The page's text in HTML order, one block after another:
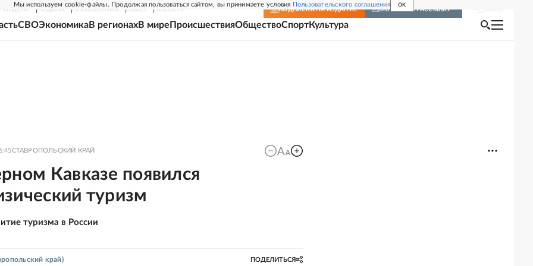
Мы используем cookie-файлы. Продолжая пользоваться сайтом, вы принимаете условия Пользовательского соглашения OK
НЕДЕЛЯ РОДИНА ПРИЛОЖЕНИЯ СОЮЗ НОВОСТИ ПОДПИСКА НА ИЗДАНИЕ ВКЛЮЧИТЬ РАССЫЛКУ
СВОЭкономикаВ регионахВ мире ПроисшествияОбществоСпортКультура
СТАВРОПОЛЬСКИЙ КРАЙ
Кавказе появился
туризм
туризма в России
край) ПОДЕЛИТЬСЯ